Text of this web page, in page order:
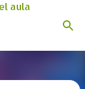
aula